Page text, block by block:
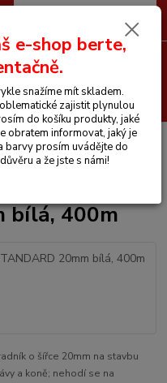
Menu
Hledat
0 Kč
ohradník STANDARD 20mm bílá,
ohradník
bílá, 400m
o šířce 20mm na stavbu
a koně; nehodí se na
e-shop berte,
snažíme mít skladem.
zajistit plynulou
do košíku produkty, jaké
obratem informovat, jaký je
barvy prosím uvádějte do
a že jste s námi!